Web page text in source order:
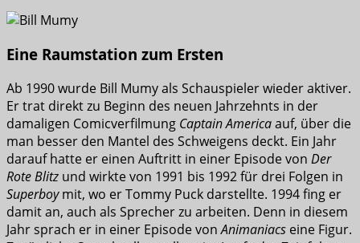
Eine Raumstation zum Ersten
Ab 1990 wurde Bill Mumy als Schauspieler wieder aktiver.
Er trat direkt zu Beginn des neuen Jahrzehnts in der
damaligen Comicverfilmung Captain Americaauf, über die
man besser den Mantel des Schweigens deckt. Ein Jahr
darauf hatte er einen Auftritt in einer Episode von Der
Rote Blitz und wirkte von 1991 bis 1992 für drei Folgen in
Superboymit, wo er Tommy Puck darstellte. 1994 fing er
damit an, auch als Sprecher zu arbeiten. Denn in diesem
Jahr sprach er in einer Episode vonAnimaniacs eine Figur.